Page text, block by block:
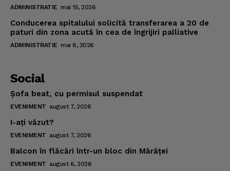
ADMINISTRATIE mai 15, 2026
Conducerea spitalului solicită transferarea a 20 de
paturi din zona acută în cea de îngrijiri palliative
ADMINISTRATIE mai 8, 2026
Social
Şofa beat, cu permisul suspendat
EVENIMENT august 7, 2026
I-aţi văzut?
EVENIMENT august 7, 2026
Balcon în flăcări într-un bloc din Mărăţei
EVENIMENT august 6, 2026